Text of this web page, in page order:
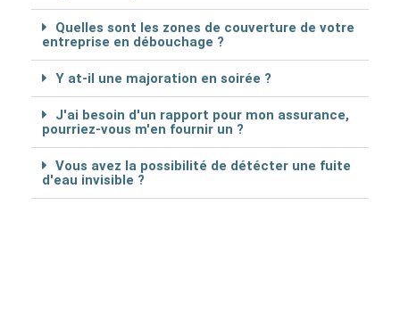
Quelles sont les zones de couverture de votre
entreprise en débouchage ?
Y at-il une majoration en soirée ?
J'ai besoin d'un rapport pour mon assurance,
pourriez-vous m'en fournir un ?
Vous avez la possibilité de détécter une fuite
d'eau invisible ?